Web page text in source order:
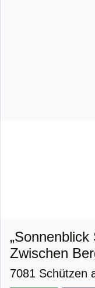
Zwischen
7081 Schützen